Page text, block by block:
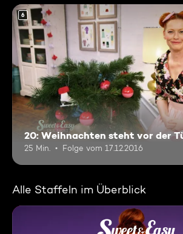
6
20: Weihnachten steht vor der
25 Min. Folge vom 17.12.2016
Alle Staffeln im Überblick